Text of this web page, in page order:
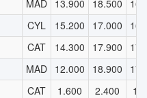
MAD 13.900 18.500
CYL 15.200 17.000
CAT 14.300 17.900
MAD 12.000 18.900
CAT 1.600 2.400